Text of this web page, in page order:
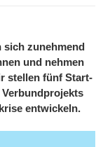
zunehmend
und nehmen
stellen fünf Start-
entwickeln.